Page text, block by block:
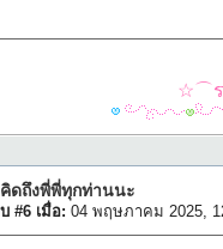
☆⌒ร
ดถึงพี่พี่ทุกท่านนะ
#6 เมื่อ: 04 พฤษภาคม 2025,